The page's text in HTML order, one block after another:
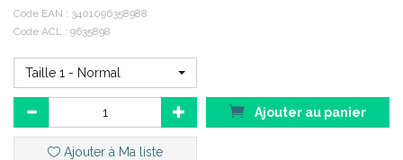
Si vous commandez, n' oubliez pas de préciser :
Votre TAILLE.
La hauteur ou le code
ACL
Indications :
Code EAN : 3401096358988
Code ACL : 9635898
Taille 1 - Normal
Ajouter au panier
Ajouter à Ma liste